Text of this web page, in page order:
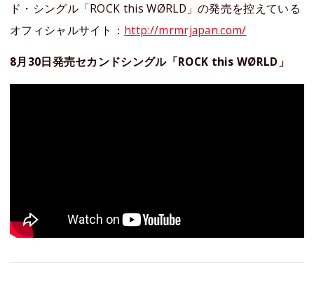
ド・シングル「ROCK this WØRLD」の発売を控えている
オフィシャルサイト： http://mrmrjapan.com/
8月30日発売セカンドシングル「ROCK this WØRLD」